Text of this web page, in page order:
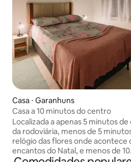
Casa ⋅ Garanhuns
Casa a 10 minutos do centro
Localizada a apenas 5 minutos
da rodoviária, menos de 5
relógio das flores onde acontece
encantos do Natal, e menos de 10